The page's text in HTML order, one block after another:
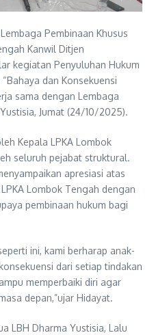
Pembinaan Khusus
Kanwil Ditjen
kegiatan Penyuluhan Hukum
dan Konsekuensi
sama dengan Lembaga
Jumat (24/10/2025).
Kepala LPKA Lombok
seluruh pejabat struktural.
apresiasi atas
Lombok Tengah dengan
pembinaan hukum bagi
ini, kami berharap anak-
dari setiap tindakan
memperbaiki diri agar
depan,”ujar Hidayat.
LBH Dharma Yustisia, Lalu